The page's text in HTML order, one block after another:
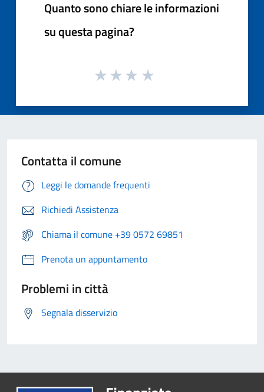
Quanto sono chiare le informazioni
su questa pagina?
Contatta il comune
Leggi le domande frequenti
Richiedi Assistenza
Chiama il comune +39 0572 69851
Prenota un appuntamento
Problemi in città
Segnala disservizio